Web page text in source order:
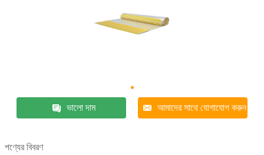
ভালো দাম আমাদের সাথে যোগাযোগ করুন
পণ্যের বিবরণ